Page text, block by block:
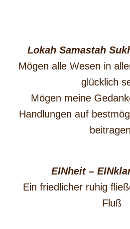
Lokah Samastah
Mögen alle Wesen in
glücklich
Mögen meine
Handlungen auf
EINheit –
Ein friedlicher ruhig
Fluß